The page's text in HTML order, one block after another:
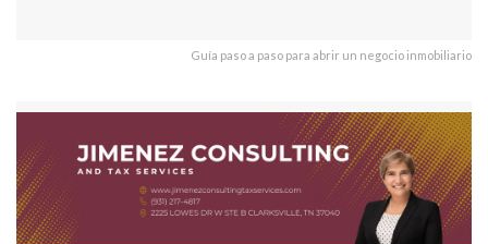
Guía paso a paso para abrir un negocio inmobiliario